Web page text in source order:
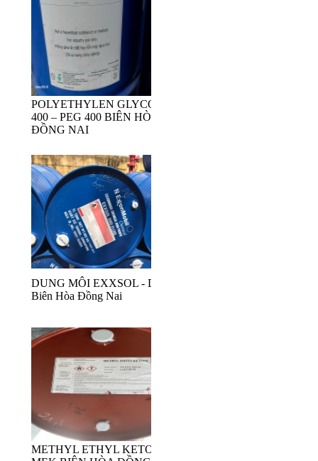
POLYETHYLEN GLYCOL
400 – PEG 400 BIÊN HÒA
ĐỒNG NAI
DUNG MÔI EXXSOL - D80
Biên Hòa Đồng Nai
METHYL ETHYL KETONE-